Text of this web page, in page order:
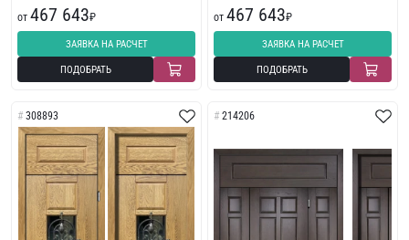
от 467 643₽
ЗАЯВКА НА РАСЧЕТ
ПОДОБРАТЬ
от 467 643₽
ЗАЯВКА НА РАСЧЕТ
ПОДОБРАТЬ
308893 214206